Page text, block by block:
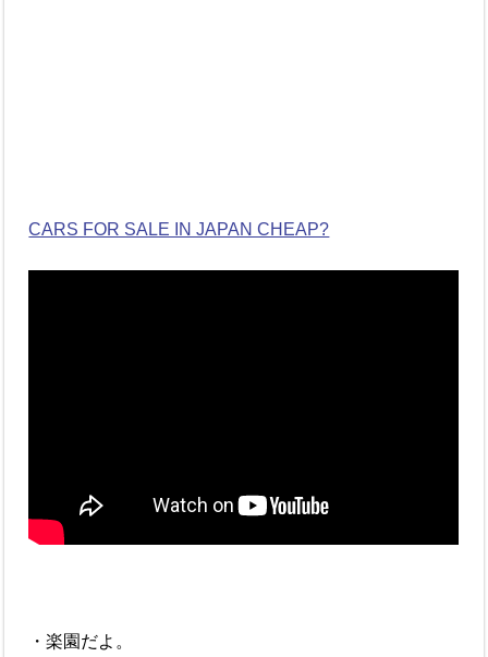
CARS FOR SALE IN JAPAN CHEAP?
・楽園だよ。